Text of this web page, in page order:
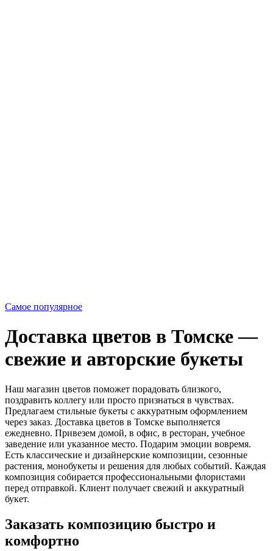
Самое популярное
Доставка цветов в Томске —
свежие и авторские букеты
Наш магазин цветов поможет порадовать близкого,
поздравить коллегу или просто признаться в чувствах.
Предлагаем стильные букеты с аккуратным оформлением
через заказ. Доставка цветов в Томске выполняется
ежедневно. Привезем домой, в офис, в ресторан, учебное
заведение или указанное место. Подарим эмоции вовремя.
Есть классические и дизайнерские композиции, сезонные
растения, монобукеты и решения для любых событий. Каждая
композиция собирается профессиональными флористами
перед отправкой. Клиент получает свежий и аккуратный
букет.
Заказать композицию быстро и
комфортно